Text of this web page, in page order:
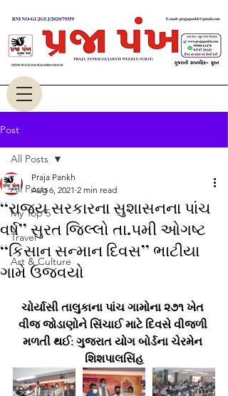
Post
All Posts
My Top 5
Travel
Art & Culture
All Posts
‘‘રાજય સરકારના સુશાસનના પાંચ
વર્ષ’’ સુરત જિલ્લો તા.૫મી ઓગષ્ટ
‘‘કિસાન સન્માન દિવસ’’ ભાટીયા
ગામે ઉજવયો
Praja Pankh
Aug 6, 2021 2 min read
ચોર્યાસી તાલુકાના પાંચ ગામોના ૨૭૧ ખેત
વીજ જોડાણોને સિંચાઈ માટે દિવસે વીજળી
મળતી થઈ: ગુજરાત યોગ બોર્ડના ચેરમેન
શિશપાલસિંહ